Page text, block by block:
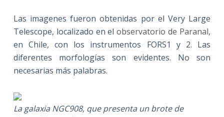
Las imagenes fueron obtenidas por el Very Large
Telescope, localizado en elobservatorio de Paranal,
en Chile, con los instrumentos FORS1 y 2. Las
diferentes morfologías son evidentes. No son
necesarias más palabras.
La galaxia NGC908, que presenta un brote de